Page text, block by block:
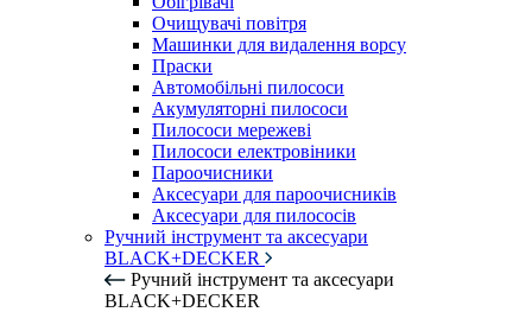
Очищувачі повітря
Машинки для видалення ворсу
Праски
Автомобільні пилососи
Акумуляторні пилососи
Пилососи мережеві
Пилососи електровіники
Пароочисники
Аксесуари для пароочисників
Аксесуари для пилососів
Ручний інструмент та аксесуари
BLACK+DECKER
Ручний інструмент та аксесуари
BLACK+DECKER